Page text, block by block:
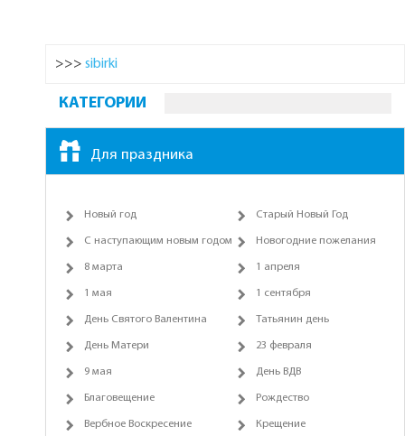
>>> sibirki
КАТЕГОРИИ
Для праздника
Новый год Старый Новый Год
С наступающим новым годом Новогодние пожелания
8 марта 1 апреля
1 мая 1 сентября
День Святого Валентина Татьянин день
День Матери 23 февраля
9 мая День ВДВ
Благовещение Рождество
Вербное Воскресение Крещение